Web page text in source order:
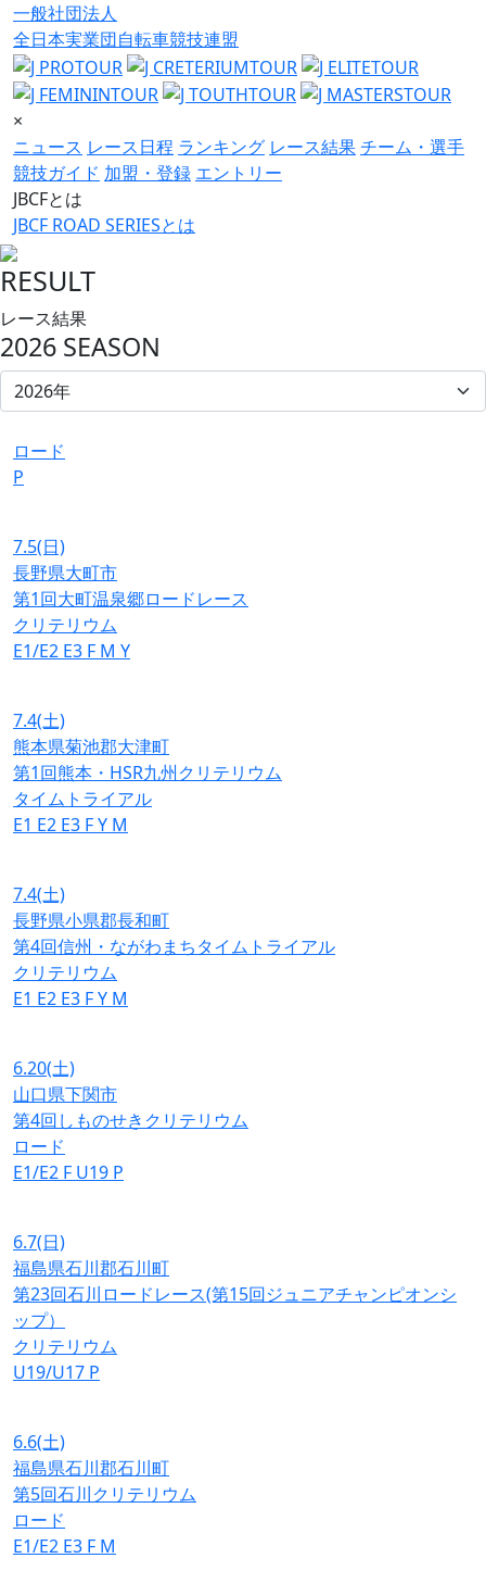
一般社団法人
全日本実業団自転車競技連盟
×
ニュース レース日程 ランキング レース結果チーム・選手
競技ガイド 加盟・登録 エントリー
JBCFとは
JBCF ROAD SERIESとは
RESULT
レース結果
2026 SEASON
ロード
P
7.5(日)
長野県大町市
第1回大町温泉郷ロードレース
クリテリウム
E1/E2 E3 F M Y
7.4(土)
熊本県菊池郡大津町
第1回熊本・HSR九州クリテリウム
タイムトライアル
E1 E2 E3 FY M
7.4(土)
長野県小県郡長和町
第4回信州・ながわまちタイムトライアル
クリテリウム
E1 E2 E3 FY M
6.20(土)
山口県下関市
第4回しものせきクリテリウム
ロード
E1/E2 F U19 P
6.7(日)
福島県石川郡石川町
第23回石川ロードレース(第15回ジュニアチャンピオンシ
ップ）
クリテリウム
U19/U17 P
6.6(土)
福島県石川郡石川町
第5回石川クリテリウム
ロード
E1/E2 E3 F M